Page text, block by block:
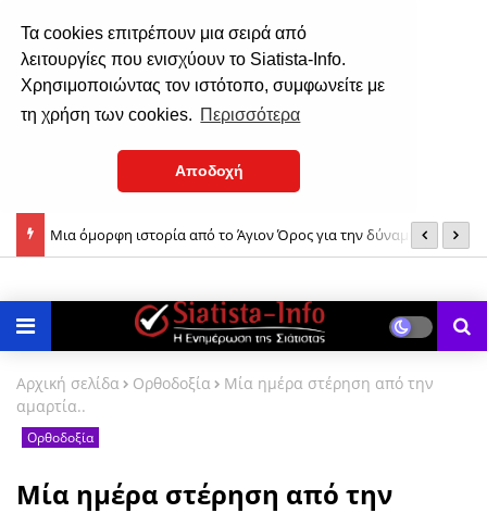
Τα cookies επιτρέπουν μια σειρά από
λειτουργίες που ενισχύουν το Siatista-Info.
Χρησιμοποιώντας τον ιστότοπο, συμφωνείτε με
τη χρήση των cookies. Περισσότερα
Αποδοχή
& Μια όμορφη ιστορία από το Άγιον Όρος για την δύναμη της
Αρχική σελίδα Ορθοδοξία
Μία ημέρα στέρηση από την
αμαρτία..
Ορθοδοξία
Μία ημέρα στέρηση από την